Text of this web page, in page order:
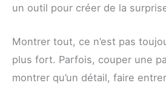
un outil pour créer de la
Montrer tout, ce n’est pas
plus fort. Parfois, couper une
montrer qu’un détail, faire